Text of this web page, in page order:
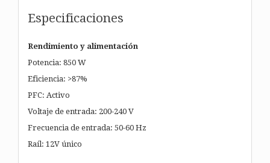
Especificaciones
Rendimiento y alimentación
Potencia: 850 W
Eficiencia: >87%
PFC: Activo
Voltaje de entrada: 200-240 V
Frecuencia de entrada: 50-60 Hz
Raíl: 12V único